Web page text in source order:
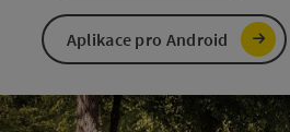
Aplikace pro Android